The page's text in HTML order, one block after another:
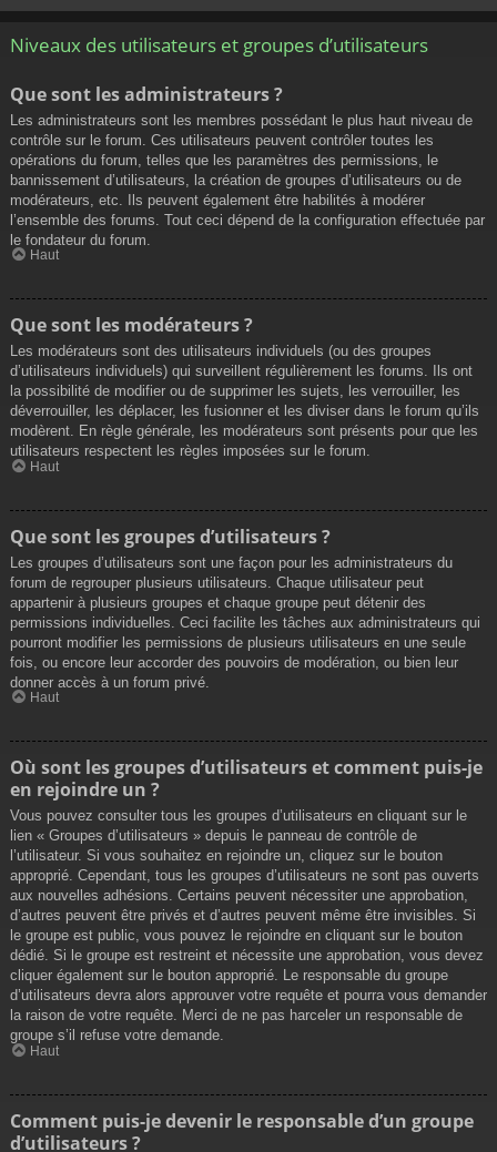
Niveaux des utilisateurs et groupes d’utilisateurs
Que sont les administrateurs ?
Les administrateurs sont les membres possédant le plus haut niveau de
contrôle sur le forum. Ces utilisateurs peuvent contrôler toutes les
opérations du forum, telles que les paramètres des permissions, le
bannissement d’utilisateurs, la création de groupes d’utilisateurs ou de
modérateurs, etc. Ils peuvent également être habilités à modérer
l’ensemble des forums. Tout ceci dépend de la configuration effectuée par
le fondateur du forum.
Haut
Que sont les modérateurs ?
Les modérateurs sont des utilisateurs individuels (ou des groupes
d’utilisateurs individuels) qui surveillent régulièrement les forums. Ils ont
la possibilité de modifier ou de supprimer les sujets, les verrouiller, les
déverrouiller, les déplacer, les fusionner et les diviser dans le forum qu’ils
modèrent. En règle générale, les modérateurs sont présents pour que les
utilisateurs respectent les règles imposées sur le forum.
Haut
Que sont les groupes d’utilisateurs ?
Les groupes d’utilisateurs sont une façon pour les administrateurs du
forum de regrouper plusieurs utilisateurs. Chaque utilisateur peut
appartenir à plusieurs groupes et chaque groupe peut détenir des
permissions individuelles. Ceci facilite les tâches aux administrateurs qui
pourront modifier les permissions de plusieurs utilisateurs en une seule
fois, ou encore leur accorder des pouvoirs de modération, ou bien leur
donner accès à un forum privé.
Haut
Où sont les groupes d’utilisateurs et comment puis-je
en rejoindre un ?
Vous pouvez consulter tous les groupes d’utilisateurs en cliquant sur le
lien « Groupes d’utilisateurs » depuis le panneau de contrôle de
l’utilisateur. Si vous souhaitez en rejoindre un, cliquez sur le bouton
approprié. Cependant, tous les groupes d’utilisateurs ne sont pas ouverts
aux nouvelles adhésions. Certains peuvent nécessiter une approbation,
d’autres peuvent être privés et d’autres peuvent même être invisibles. Si
le groupe est public, vous pouvez le rejoindre en cliquant sur le bouton
dédié. Si le groupe est restreint et nécessite une approbation, vous devez
cliquer également sur le bouton approprié. Le responsable du groupe
d’utilisateurs devra alors approuver votre requête et pourra vous demander
la raison de votre requête. Merci de ne pas harceler un responsable de
groupe s’il refuse votre demande.
Haut
Comment puis-je devenir le responsable d’un groupe
d’utilisateurs ?